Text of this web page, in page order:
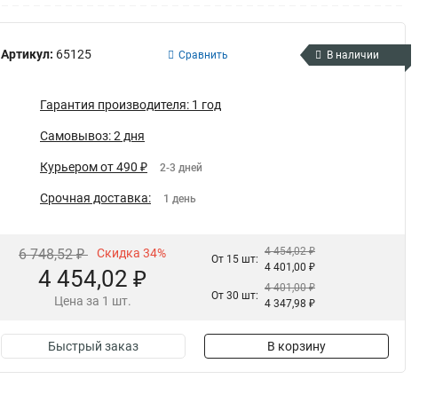
Артикул: 65125 Сравнить В наличии
Гарантия производителя: 1 год
Самовывоз: 2 дня
Курьером от 490 ₽ 2-3 дней
Срочная доставка: 1 день
6 748,52 ₽ Скидка 34%
4 454,02 ₽
Цена за 1 шт.
От 15 шт:
4 454,02 ₽
4 401,00 ₽
От 30 шт:
4 401,00 ₽
4 347,98 ₽
Быстрый заказ В корзину